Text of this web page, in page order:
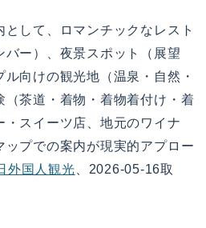
して、ロマンチックなレスト
バー）、夜景スポット（展望
向けの観光地（温泉・自然・
（茶道・着物・着物着付け・着
スイーツ店、地元のワイナ
ップでの案内が現実的アプロー
外国人観光 、2026-05-16取